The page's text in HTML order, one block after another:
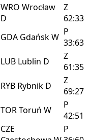
WRO Wrocław
D
Z
62:33
GDA GdańskW P
33:63
LUB Lublin D
Z
61:35
RYB Rybnik D
Z
69:27
TORToruń W
P
42:51
CZE
P